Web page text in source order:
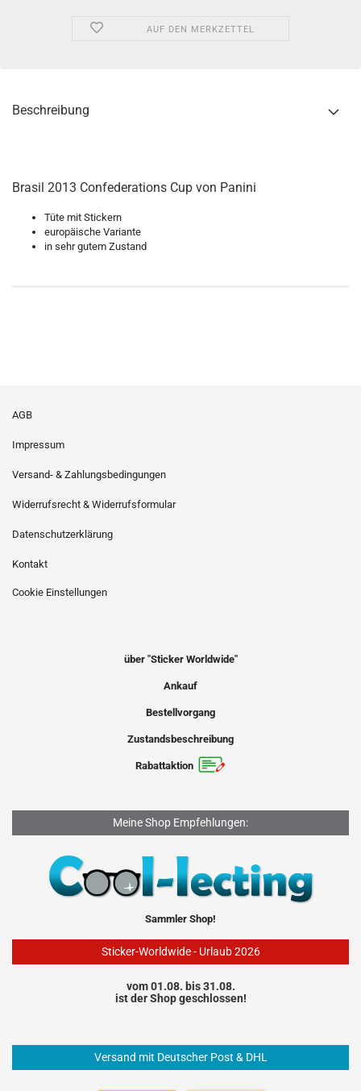
AUF DEN MERKZETTEL
Beschreibung
Brasil 2013 Confederations Cup von Panini
Tüte mit Stickern
europäische Variante
in sehr gutem Zustand
AGB
Impressum
Versand- & Zahlungsbedingungen
Widerrufsrecht & Widerrufsformular
Datenschutzerklärung
Kontakt
Cookie Einstellungen
über "Sticker Worldwide"
Ankauf
Bestellvorgang
Zustandsbeschreibung
Rabattaktion
Meine Shop Empfehlungen:
Sammler Shop!
Sticker-Worldwide - Urlaub 2026
vom 01.08. bis 31.08.
ist der Shop geschlossen!
Versand mit Deutscher Post & DHL